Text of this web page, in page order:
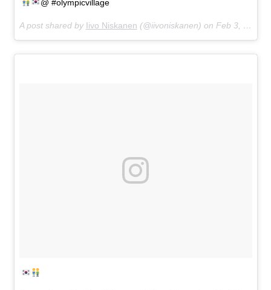
@ #olympicvillage
A post shared by Iivo Niskanen (@iivoniskanen) on Feb 3, 2018 at 7:45pm PST